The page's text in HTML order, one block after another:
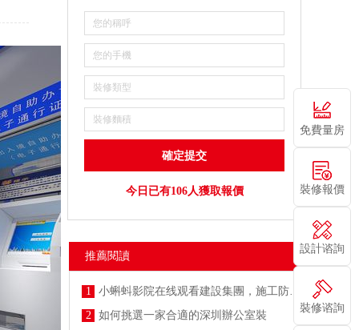
今日已有106人獲取報價
推薦閱讀
1
小蝌蚪影院在线观看建設集團，施工防疫兩不誤
2
如何挑選一家合適的深圳辦公室裝
免費量房
裝修報價
設計谘詢
裝修谘詢